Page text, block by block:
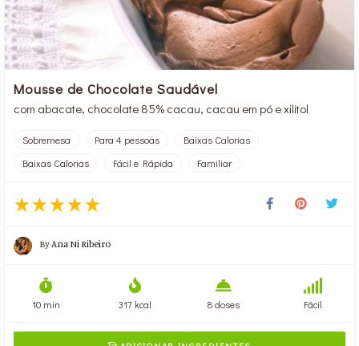
Mousse de Chocolate Saudável
com abacate, chocolate 85% cacau, cacau em pó e xilitol
Sobremesa Para 4 pessoas
Baixas Calorias
Baixas Calorias
Fácil e Rápida Familiar
By Ana Ni Ribeiro
10 min 317 kcal 8 doses Fácil